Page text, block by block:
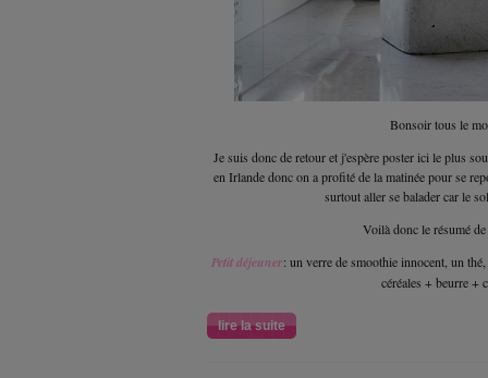
Bonsoir tous le
Je suis donc de retour et j'espère poster ici le plus
en Irlande donc on a profité de la matinée pour se
surtout aller se balader car le
Voilà donc le résumé
Petit déjeuner: un verre de smoothie innocent, un
céréales + beurre +
lire la suite